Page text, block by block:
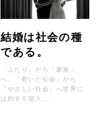
結婚は社会の種
である。
「ふたり」から「家族」
へ、「乾いた社会」から
「やさしい社会」へ世界に
は約６５億人...